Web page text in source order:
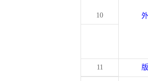
10
11